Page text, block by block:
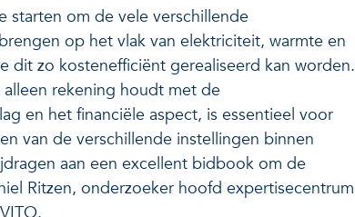
starten om de vele verschillende
op het vlak van elektriciteit, warmte en
dit zo kostenefficiënt gerealiseerd kan worden.
rekening houdt met de
en het financiële aspect, is essentieel voor
van de verschillende instellingen binnen
aan een excellent bidbook om de
Ritzen, onderzoeker hoofd expertisecentrum